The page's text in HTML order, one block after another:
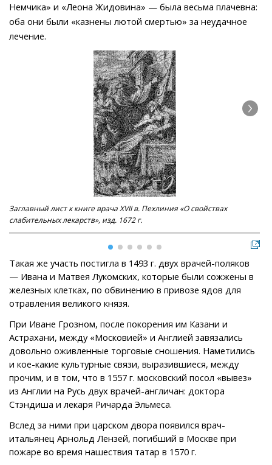
Немчика» и «Леона Жидовина» — была весьма плачевна:
оба они были «казнены лютой смертью» за неудачное
лечение.
Заглавный лист к книге врача XVII в. Пехлиния «О свойствах
слабительных лекарств», изд. 1672 г.
Такая же участь постигла в 1493 г. двух врачей-поляков
— Ивана и Матвея Лукомских, которые были сожжены в
железных клетках, по обвинению в привозе ядов для
отравления великого князя.
При Иване Грозном, после покорения им Казани и
Астрахани, между «Московией» и Англией завязались
довольно оживленные торговые сношения. Наметились
и кое-какие культурные связи, выразившиеся, между
прочим, и в том, что в 1557 г. московский посол «вывез»
из Англии на Русь двух врачей-англичан: доктора
Стэндиша и лекаря Ричарда Эльмеса.
Вслед за ними при царском двора появился врач-
итальянец Арнольд Лензей, погибший в Москве при
пожаре во время нашествия татар в 1570 г.